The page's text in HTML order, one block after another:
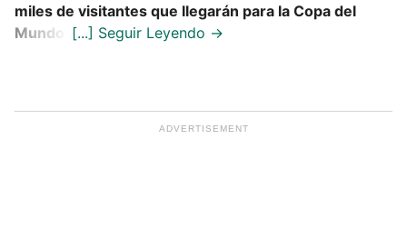
miles de visitantes que llegarán para la Copa del
Mundo.